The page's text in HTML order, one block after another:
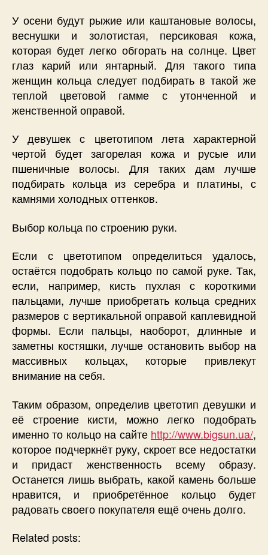
У осени будут рыжие или каштановые волосы,
веснушки и золотистая, персиковая кожа,
которая будет легко обгорать на солнце. Цвет
глаз карий или янтарный. Для такого типа
женщин кольца следует подбирать в такой же
теплой цветовой гамме с утонченной и
женственной оправой.
У девушек с цветотипом лета характерной
чертой будет загорелая кожа и русые или
пшеничные волосы. Для таких дам лучше
подбирать кольца из серебра и платины, с
камнями холодных оттенков.
Выбор кольца по строению руки.
Если с цветотипом определиться удалось,
остаётся подобрать кольцо по самой руке. Так,
если, например, кисть пухлая с короткими
пальцами, лучше приобретать кольца средних
размеров с вертикальной оправой каплевидной
формы. Если пальцы, наоборот, длинные и
заметны костяшки, лучше остановить выбор на
массивных кольцах, которые привлекут
внимание на себя.
Таким образом, определив цветотип девушки и
её строение кисти, можно легко подобрать
именно то кольцо на сайте http://www.bigsun.ua/,
которое подчеркнёт руку, скроет все недостатки
и придаст женственность всему образу.
Останется лишь выбрать, какой камень больше
нравится, и приобретённое кольцо будет
радовать своего покупателя ещё очень долго.
Related posts: